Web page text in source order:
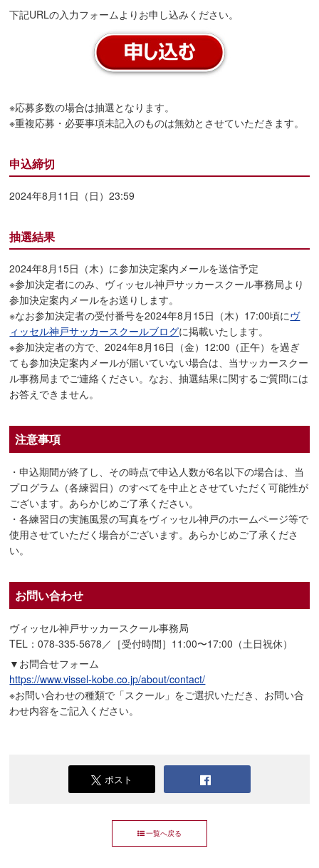
下記URLの入力フォームよりお申し込みください。
※応募多数の場合は抽選となります。
※重複応募・必要事項未記入のものは無効とさせていただきます。
申込締切
2024年8月11日（日）23:59
抽選結果
2024年8月15日（木）に参加決定案内メールを送信予定
※参加決定者にのみ、ヴィッセル神戸サッカースクール事務局より
参加決定案内メールをお送りします。
※なお参加決定者の受付番号を2024年8月15日（木）17:00頃にヴ
ィッセル神戸サッカースクールブログに掲載いたします。
※参加決定者の方で、2024年8月16日（金）12:00（正午）を過ぎ
ても参加決定案内メールが届いていない場合は、当サッカースクー
ル事務局までご連絡ください。なお、抽選結果に関するご質問には
お答えできません。
注意事項
・申込期間が終了し、その時点で申込人数が6名以下の場合は、当
プログラム（各練習日）のすべてを中止とさせていただく可能性が
ございます。あらかじめご了承ください。
・各練習日の実施風景の写真をヴィッセル神戸のホームページ等で
使用させていただく場合がございます。あらかじめご了承くださ
い。
お問い合わせ
ヴィッセル神戸サッカースクール事務局
TEL：078-335-5678／［受付時間］11:00〜17:00（土日祝休）
▼お問合せフォーム
https://www.vissel-kobe.co.jp/about/contact/
※お問い合わせの種類で「スクール」をご選択いただき、お問い合
わせ内容をご記入ください。
ポスト
一覧へ戻る